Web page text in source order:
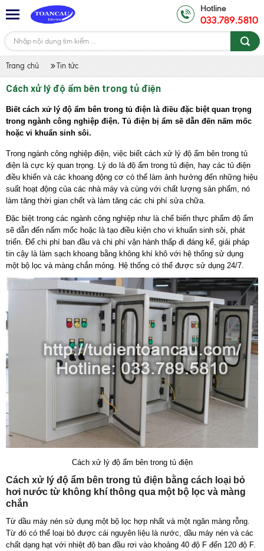
Hotline
033.789.5810
Trang chủ Tin tức
Cách xử lý độ ẩm bên trong tủ điện
Biết cách xử lý độ ẩm bên trong tủ điện là điều đặc biệt quan trọng
trong ngành công nghiệp điện. Tủ điện bị ẩm sẽ dẫn đến nấm mốc
hoặc vi khuẩn sinh sôi.
Trong ngành công nghiệp điện, việc biết cách xử lý độ ẩm bên trong tủ
điện là cực kỳ quan trọng. Lý do là độ ẩm trong tủ điện, hay các tủ điện
điều khiển và các khoang động cơ có thể làm ảnh hưởng đến những hiệu
suất hoạt động của các nhà máy và cùng với chất lượng sản phẩm, nó
làm tăng thời gian chết và làm tăng các chi phí sửa chữa.
Đặc biệt trong các ngành công nghiệp như là chế biến thực phẩm độ ẩm
sẽ dẫn đến nấm mốc hoặc là tạo điều kiện cho vi khuẩn sinh sôi, phát
triển. Để chi phí ban đầu và chi phí vận hành thấp đi đáng kể, giải pháp
tin cậy là làm sạch khoang bằng không khí khô với hệ thống sử dụng
một bộ lọc và màng chắn mỏng. Hệ thống có thể được sử dụng 24/7.
Cách xử lý độ ẩm bên trong tủ điện
Cách xử lý độ ẩm bên trong tủ điện bằng cách loại bỏ
hơi nước từ không khí thông qua một bộ lọc và màng
chắn
Từ dầu máy nén sử dụng một bộ lọc hợp nhất và một ngăn màng rỗng.
Từ đó có thể loại bỏ được cái nguyên liệu là nước, dầu máy nén và các
chất dạng hạt với nhiệt độ ban đầu rơi vào khoảng 40 độ F đến 120 độ F.